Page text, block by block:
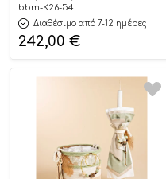
Τσάντα Ιάσωνας 8τμχ
K26.54 SS 2026 | Baby
Bloom
bbm-K26-54
Διαθέσιμο από 7-12 ημέρες
242,00 €